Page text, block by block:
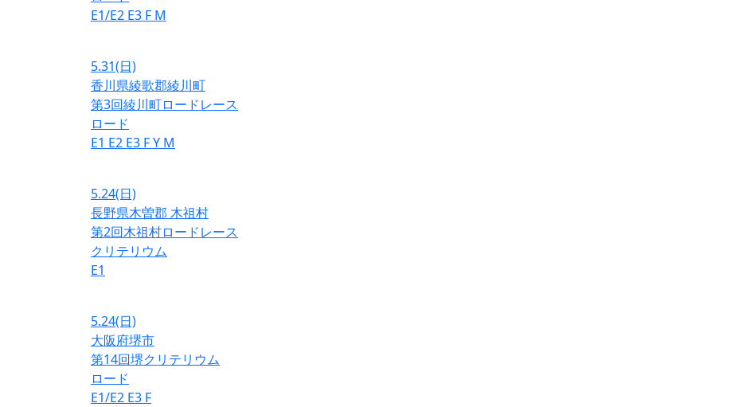
E1/E2 E3 F M
5.31(日)
香川県綾歌郡綾川町
第3回綾川町ロードレース
ロード
E1 E2 E3 FY M
5.24(日)
長野県木曽郡 木祖村
第2回木祖村ロードレース
クリテリウム
E1
5.24(日)
大阪府堺市
第14回堺クリテリウム
ロード
E1/E2 E3 F